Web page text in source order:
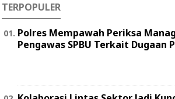
TERPOPULER
Polres Mempawah Periksa
Pengawas SPBU Terkait Dugaan